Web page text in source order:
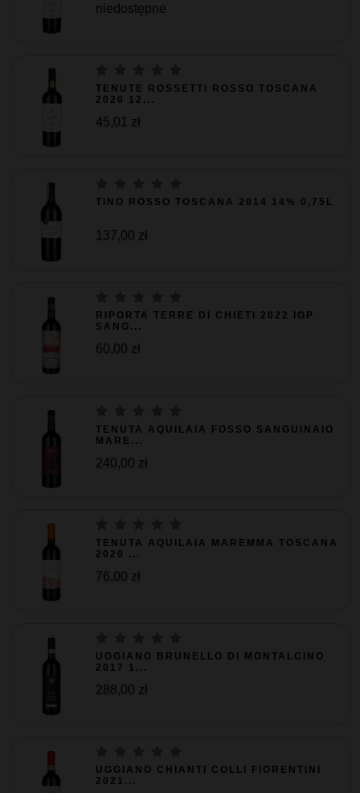
niedostępne
TENUTE ROSSETTI ROSSO TOSCANA
2020 12...
45,01 zł
TINO ROSSO TOSCANA 2014 14% 0,75L
137,00 zł
RIPORTA TERRE DI CHIETI 2022 IGP
SANG...
60,00 zł
TENUTA AQUILAIA FOSSO SANGUINAIO
MARE...
240,00 zł
TENUTA AQUILAIA MAREMMA TOSCANA
2020 ...
76,00 zł
UGGIANO BRUNELLO DI MONTALCINO
2017 1...
288,00 zł
UGGIANO CHIANTI COLLI FIORENTINI
2021...